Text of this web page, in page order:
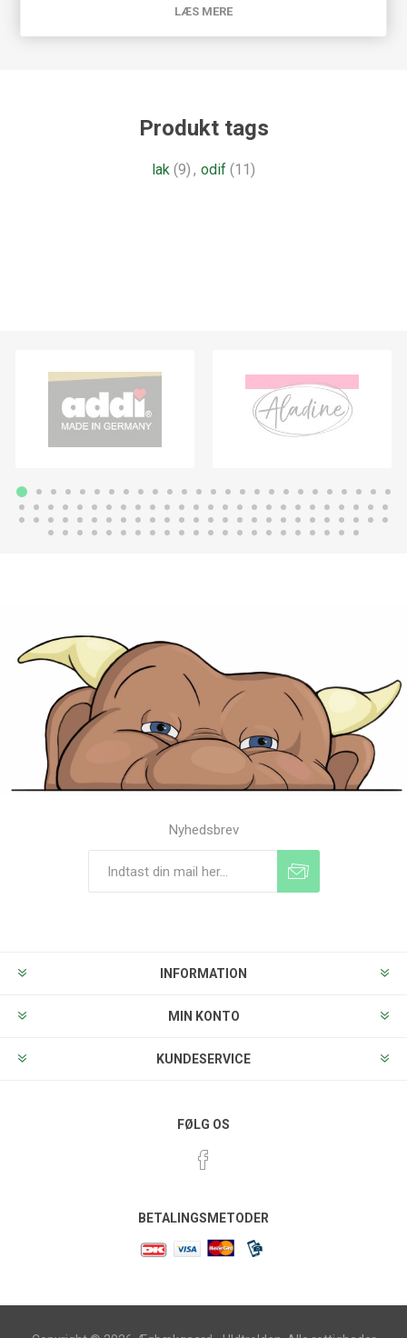
Produkt tags
lak (9) , odif (11)
Nyhedsbrev
INFORMATION
MIN KONTO
KUNDESERVICE
FØLG OS
BETALINGSMETODER
LÆS MERE